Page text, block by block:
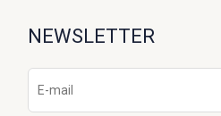
NEWSLETTER